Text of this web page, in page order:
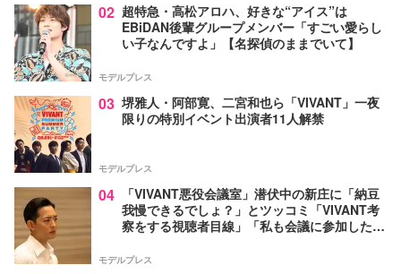
02 超特急・高松アロハ、好きな“アイス”は
EBiDAN後輩グループメンバー「すごい愛らし
い子なんですよ」【名探偵のままでいて】
モデルプレス
03 堺雅人・阿部寛、二宮和也ら「VIVANT」一夜
限りの特別イベント出演者11人解禁
モデルプレス
04
「VIVANT悪役会議室」潜伏中の新庄に「納豆
我慢できるでしょ？」とツッコミ「VIVANT考
察をする視聴者目線」「私も会議に参加した
モデルプレス